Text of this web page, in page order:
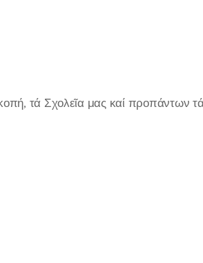
τά Σχολεῖα μας καί προπάντων